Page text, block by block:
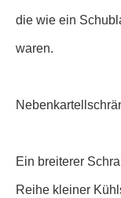
die wie ein
waren.
Ein breiterer
Reihe kleiner